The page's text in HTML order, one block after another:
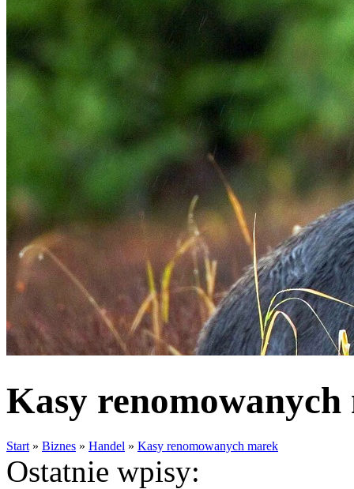
Kasy renomowanych
Start » Biznes » Handel » Kasy renomowanych marek
Ostatnie wpisy: